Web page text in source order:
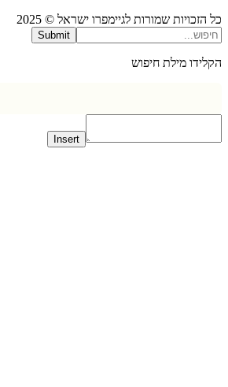
שמורות לגיימפרו ישראל © 2025
Submit
מילת חיפוש
Insert